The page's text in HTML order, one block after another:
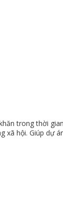
trong thời
xã hội. Giúp dự